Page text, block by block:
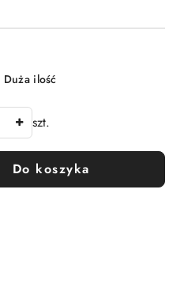
Duża ilość
szt.
Do koszyka